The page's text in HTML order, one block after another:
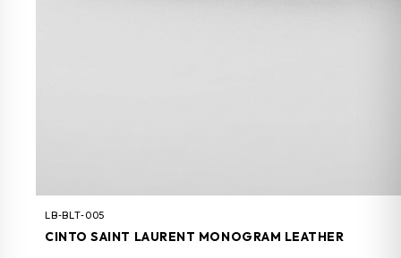
LB-BLT-005
CINTO SAINT LAURENT MONOGRAM LEATHER